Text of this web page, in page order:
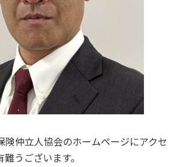
険仲立人協会のホームページにアクセ
うございます。